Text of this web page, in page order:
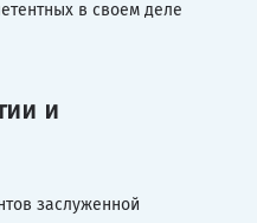
в своем деле
и
заслуженной